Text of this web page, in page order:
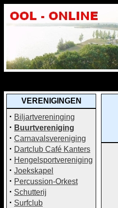
VERENIGINGEN
· Biljartvereninging
· Buurtvereniging
· Carnavalsvereniging
· Dartclub Café Kanters
· Hengelsportvereniging
· Joekskapel
· Percussion-Orkest
· Schutterij
· Surfclub